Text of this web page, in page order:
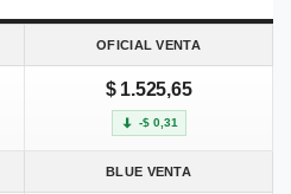
OFICIAL VENTA
$ 1.525,65
-$ 0,31
BLUE VENTA